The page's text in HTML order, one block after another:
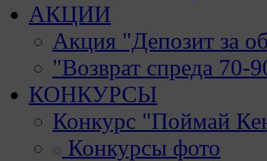
АКЦИИ
Акция "Депозит за
"Возврат спреда 70-
КОНКУРСЫ
Конкурс "Поймай
Конкурсы фото